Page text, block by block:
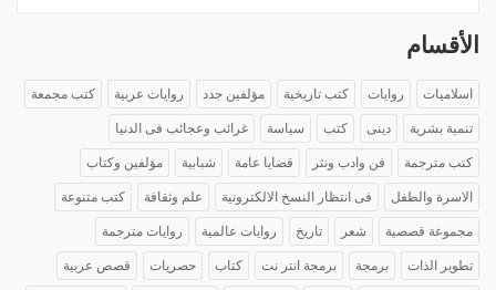
الأقسام
اسلاميات روايات كتب تاريخية مؤلفين جدد روايات عربية كتب مجمعة
تنمية بشرية دينى كتب سياسة غرائب وعجائب فى الدنيا
كتب مترجمة فن وادب ونثر قضايا عامة شبابية مؤلفين وكتاب
الاسرة والطفل فى انتظار النسخ الالكترونية علم وثقافة كتب متنوعة
مجموعة قصصية شعر تاريخ روايات عالمية روايات مترجمة
تطوير الذات برمجة برمجة انتر نت كتاب حصريات قصص عربية